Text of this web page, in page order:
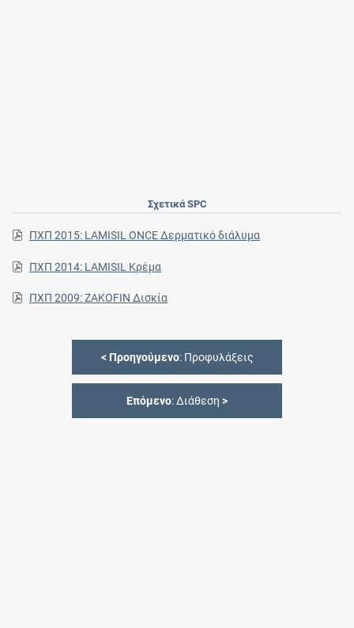
Σχετικά SPC
ΠΧΠ 2015: LAMISIL ONCE Δερματικό διάλυμα
ΠΧΠ 2014: LAMISIL Κρέμα
ΠΧΠ 2009: ZAKOFIN Δισκία
< Προηγούμενο: Προφυλάξεις
Επόμενο: Διάθεση >